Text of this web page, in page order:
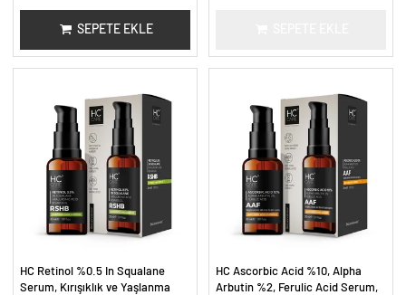
SEPETE EKLE
HC Retinol %0.5 In Squalane
Serum, Kırışıklık ve Yaşlanma
HC Ascorbic Acid %10, Alpha
Arbutin %2, Ferulic Acid Serum,